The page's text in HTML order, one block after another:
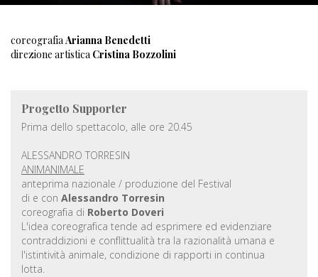
coreografiaArianna Benedetti
direzione artistica Cristina Bozzolini
Progetto Supporter
Prima dello spettacolo, alle ore 20.45
ALESSANDRO TORRESIN
ANIMANIMALE
anteprima nazionale / produzione del Festival
di e con Alessandro Torresin
coreografia di Roberto Doveri
L'idea coreografica tende ad esprimere ed evidenziare
contraddizioni e conflittualità tra la razionalità umana e
l'istintività animale, condizione di rapporti in continua
lotta.